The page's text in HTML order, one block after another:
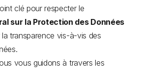
clé pour respecter le
sur la Protection des Données
transparence vis-à-vis des
vous guidons à travers les